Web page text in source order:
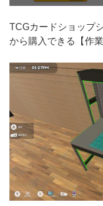
TCGカードショップ
から購入できる【作